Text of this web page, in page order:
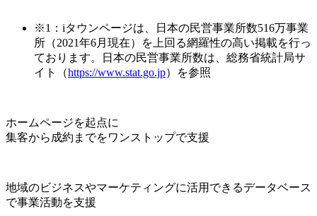
※1：iタウンページは、日本の民営事業所数516万事業
所（2021年6月現在）を上回る網羅性の高い掲載を行っ
ております。日本の民営事業所数は、総務省統計局サ
イト（https://www.stat.go.jp）を参照
ホームページを起点に
集客から成約までをワンストップで支援
地域のビジネスやマーケティングに活用できるデータベース
で事業活動を支援